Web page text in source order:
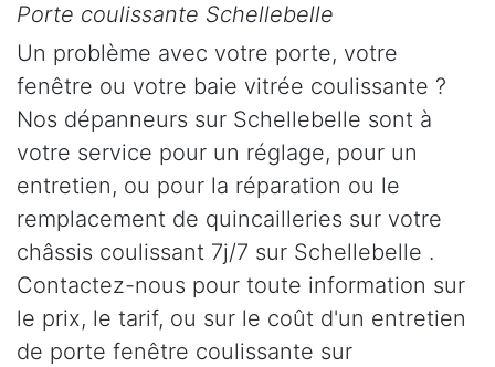
Porte coulissante Schellebelle
Un problème avec votre porte, votre
fenêtre ou votre baie vitrée coulissante ?
Nos dépanneurs sur Schellebelle sont à
votre service pour un réglage, pour un
entretien, ou pour la réparation ou le
remplacement de quincailleries sur votre
châssis coulissant 7j/7 sur Schellebelle .
Contactez-nous pour toute information sur
le prix, le tarif, ou sur le coût d'un entretien
de porte fenêtre coulissante sur